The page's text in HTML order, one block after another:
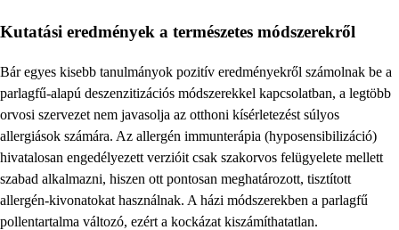
Kutatási eredmények a természetes módszerekről
Bár egyes kisebb tanulmányok pozitív eredményekről számolnak be a
parlagfű-alapú deszenzitizációs módszerekkel kapcsolatban, a legtöbb
orvosi szervezet nem javasolja az otthoni kísérletezést súlyos
allergiások számára. Az allergén immunterápia (hyposensibilizáció)
hivatalosan engedélyezett verzióit csak szakorvos felügyelete mellett
szabad alkalmazni, hiszen ott pontosan meghatározott, tisztított
allergén-kivonatokat használnak. A házi módszerekben a parlagfű
pollentartalma változó, ezért a kockázat kiszámíthatatlan.